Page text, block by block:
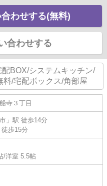
わせする(無料)
合わせする
BOX/システムキッチン/
/宅配ボックス/角部屋
寺 ３丁目
」駅 徒歩14分
徒歩15分
/洋室 5.5帖